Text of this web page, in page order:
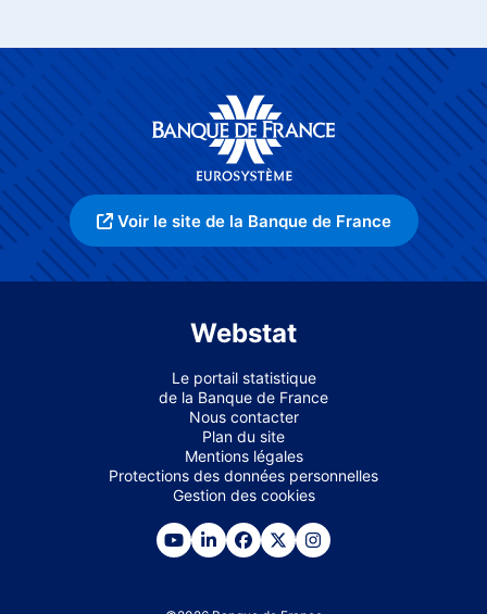
Voir le site de la Banque de France
Webstat
Le portail statistique
de la Banque de France
Nous contacter
Plan du site
Mentions légales
Protections des données personnelles
Gestion des cookies